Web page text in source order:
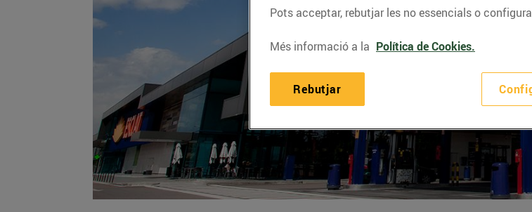
Pots acceptar, rebutjar les no essencials o
Més informació a la Política de Cookies.
Rebutjar